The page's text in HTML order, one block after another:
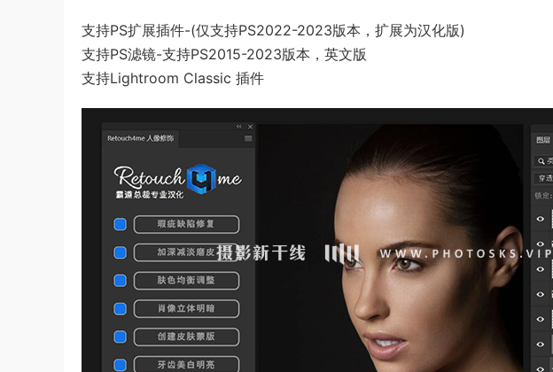
支持PS扩展插件-(仅支持PS2022-2023版本，扩展为汉化版)
支持PS滤镜-支持PS2015-2023版本，英文版
支持Lightroom Classic 插件